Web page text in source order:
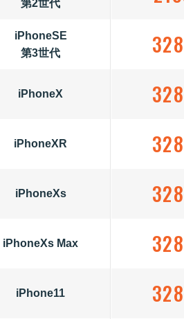
第2世代
iPhoneSE
第3世代
iPhoneX
iPhoneXR
iPhoneXs
iPhoneXs Max
iPhone11